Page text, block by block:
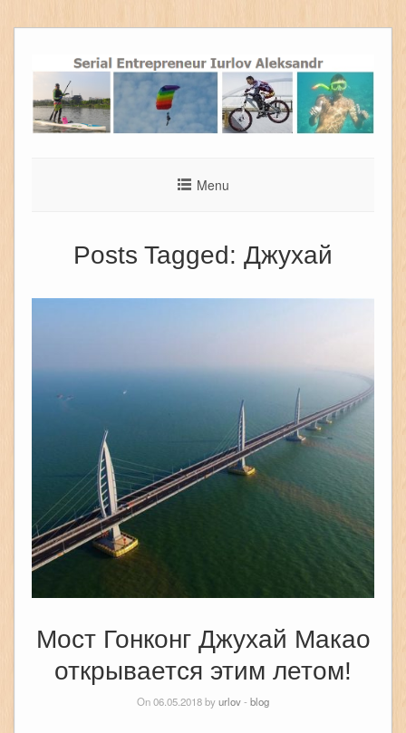
Menu
Posts Tagged: Джухай
Мост Гонконг Джухай Макао
открывается этим летом!
On 06.05.2018 byurlov- blog